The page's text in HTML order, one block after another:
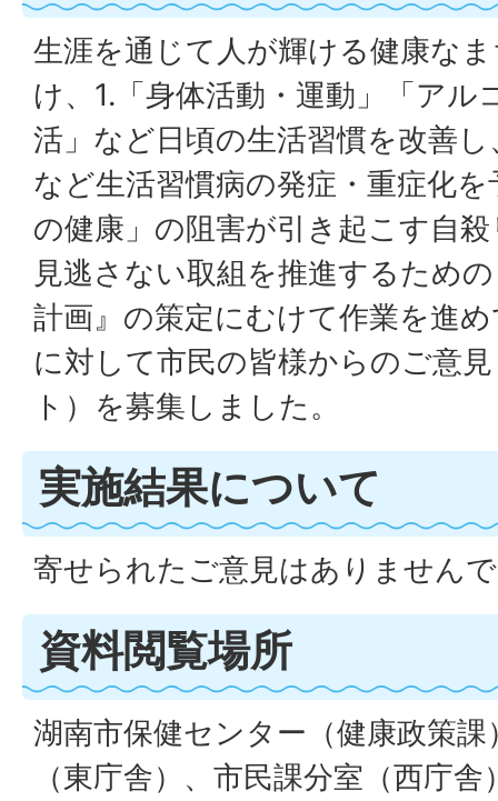
生涯を通じて人が輝ける健康な
け、1.「身体活動・運動」「アル
活」など日頃の生活習慣を改善
など生活習慣病の発症・重症化
の健康」の阻害が引き起こす自
見逃さない取組を推進するため
計画』の策定にむけて作業を進
に対して市民の皆様からのご意
ト）を募集しました。
実施結果について
寄せられたご意見はありません
資料閲覧場所
湖南市保健センター（健康政策
（東庁舎）、市民課分室（西庁